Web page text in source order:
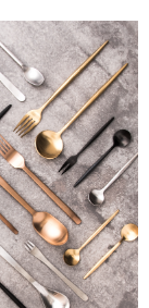
需透過AFTEE先享
示為準，若有關於
「AFTEE先享後付
home
付」服務完成之交
關給付款項請求債
意方可使用
公司不負相關責
查看運費